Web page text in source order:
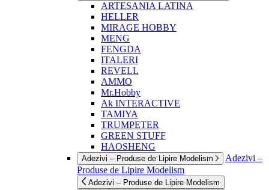
ARTESANIA LATINA
HELLER
MIRAGE HOBBY
MENG
FENGDA
ITALERI
REVELL
AMMO
Mr.Hobby
Ak INTERACTIVE
TAMIYA
TRUMPETER
GREEN STUFF
HAOSHENG
Adezivi – Produse de Lipire Modelism
Adezivi –
Produse de Lipire Modelism
Adezivi – Produse de Lipire Modelism